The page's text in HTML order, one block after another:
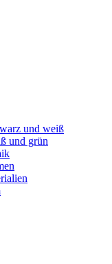
und weiß
und grün